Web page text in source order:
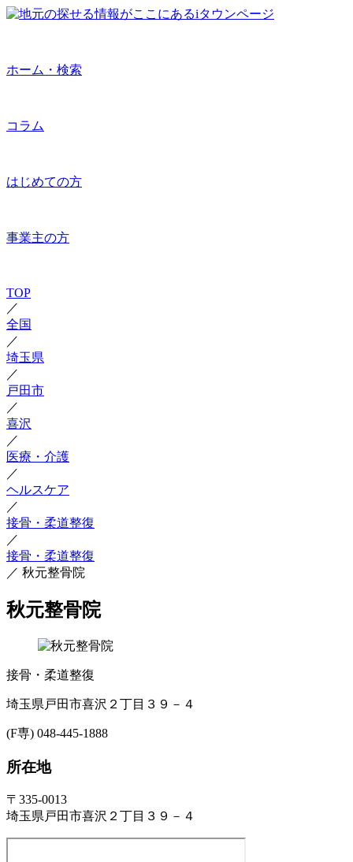
ホーム・検索
コラム
はじめての方
事業主の方
TOP
／
全国
／
埼玉県
／
戸田市
／
喜沢
／
医療・介護
／
ヘルスケア
／
接骨・柔道整復
／
接骨・柔道整復
／ 秋元整骨院
秋元整骨院
接骨・柔道整復
埼玉県戸田市喜沢２丁目３９－４
(F専) 048-445-1888
所在地
〒335-0013
埼玉県戸田市喜沢２丁目３９－４